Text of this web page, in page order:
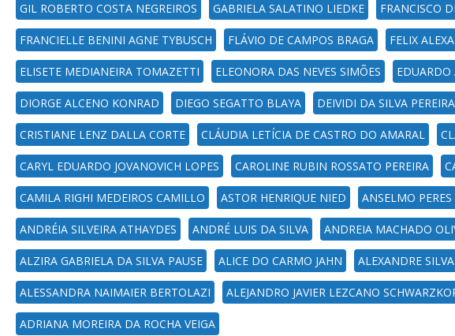
GIL ROBERTO COSTA NEGREIROS GABRIELA SALATINO LIEDKE FRANCISCO
FRANCIELLE BENINI AGNE TYBUSCH FLÁVIO DE CAMPOS BRAGA FELIX
ELISETE MEDIANEIRA TOMAZETTI ELEONORA DAS NEVES SIMÕES
DIORGE ALCENO KONRAD DIEGO SEGATTO BLAYA DEIVIDI DA SILVA PEREIRA
CRISTIANE LENZ DALLA CORTE CLÁUDIA LETÍCIA DE CASTRO DO AMARAL
CARYL EDUARDO JOVANOVICH LOPES CAROLINE RUBIN ROSSATO PEREIRA
CAMILA RIGHI MEDEIROS CAMILLO ASTOR HENRIQUE NIED ANSELMO PERES
ANDRÉIA SILVEIRA ATHAYDES ANDRÉ LUIS DA SILVA ANDREIA MACHADO
ALZIRA GABRIELA DA SILVA PAUSE ALICE DO CARMO JAHN ALEXANDRE
ALESSANDRA NAIMAIER BERTOLAZI ALEJANDRO JAVIER LEZCANO
ADRIANA MOREIRA DA ROCHA VEIGA